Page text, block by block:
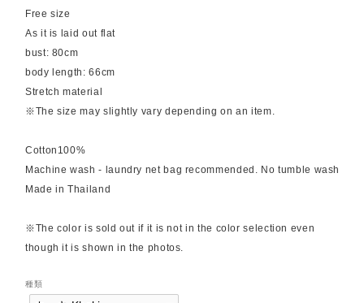
Free size
As it is laid out flat
bust: 80cm
body length: 66cm
Stretch material
※The size may slightly vary depending on an item.
Cotton100%
Machine wash - laundry net bag recommended. No tumble wash
Made in Thailand
※The color is sold out if it is not in the color selection even
though it is shown in the photos.
種類